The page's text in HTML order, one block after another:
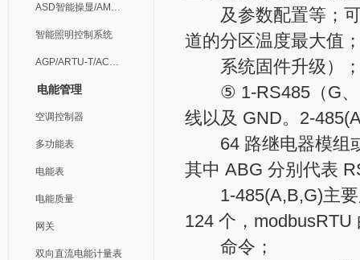
ASD智能操显/AM中压保护
智能照明控制系统
AGP/ARTU-T/ACM/ADDC
电能管理
空调控制器
多功能表
电能表
电能质量
网关
双向直流电能计量表
及参数配置等；可
道的分区温度最大值
系统固件升级）
⑤ 1-RS485（G、B
线以及 GND。2-
64 路继电器模组或
其中 ABG 分别代表
1-485(A,B,G)主要
124 个，
命令；